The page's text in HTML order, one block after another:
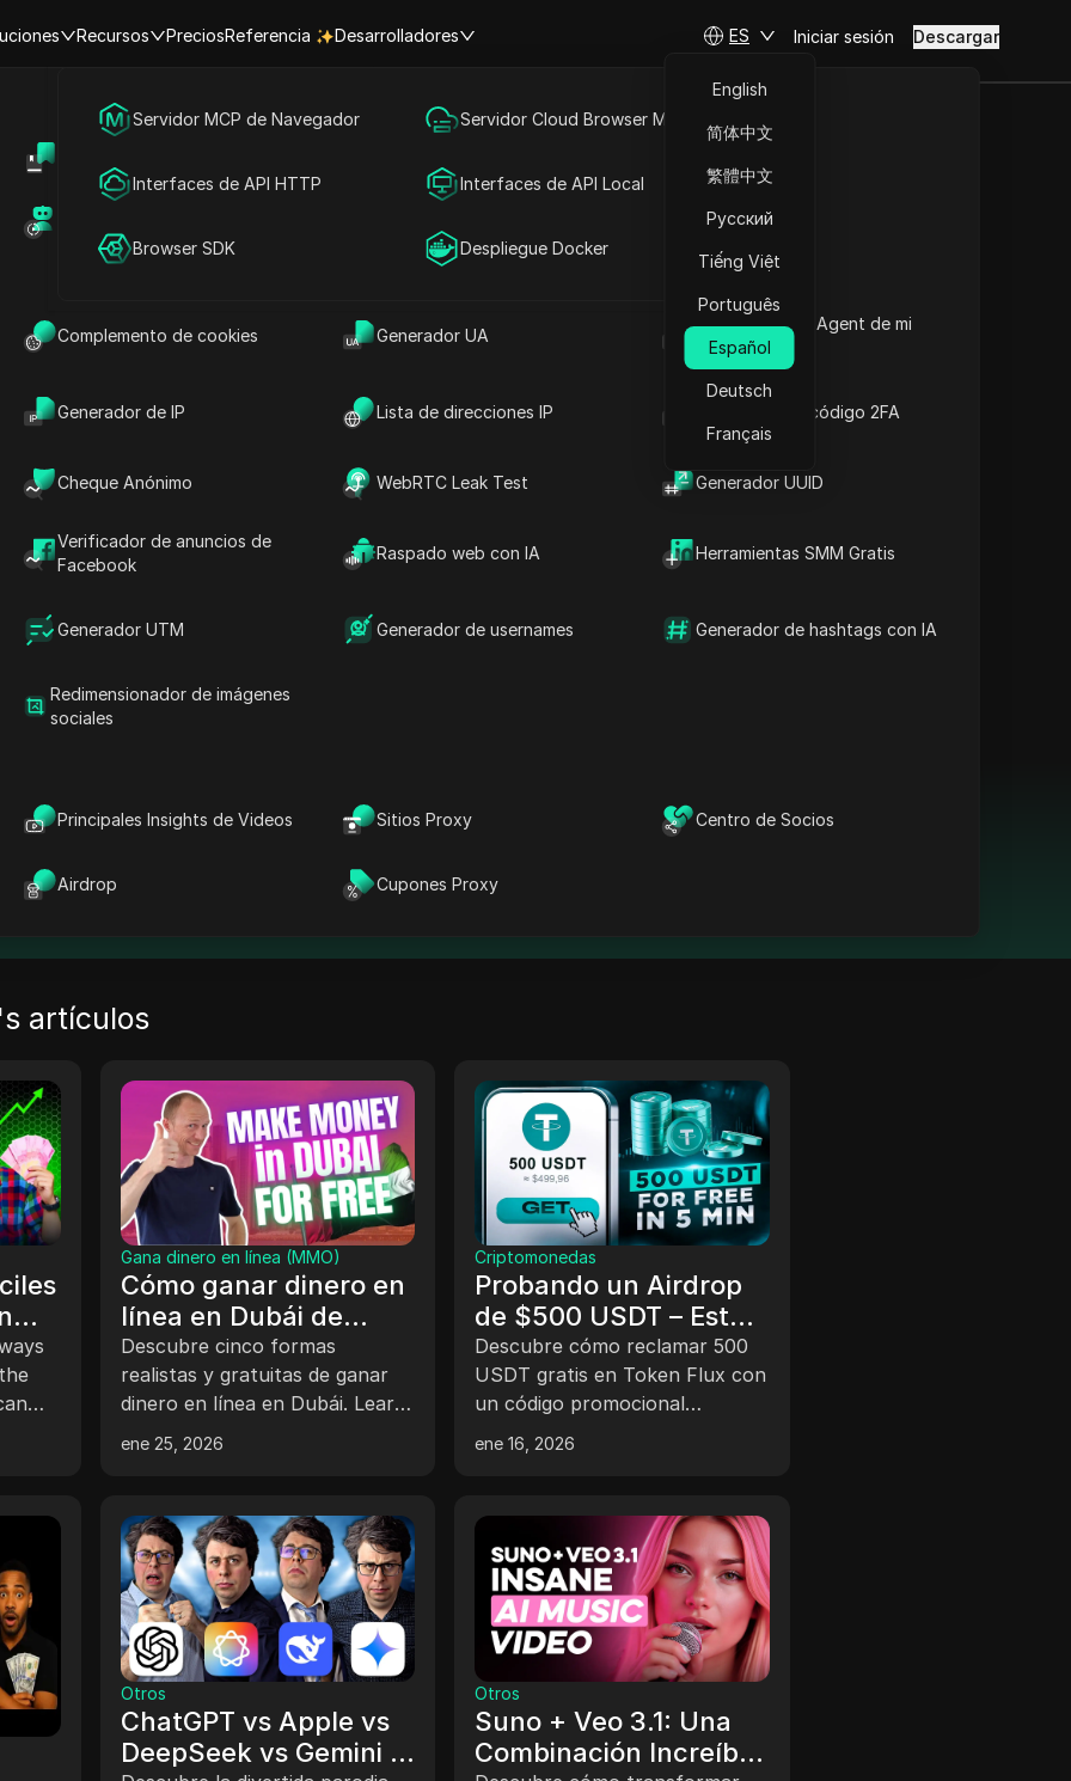
Marketing en redes sociales
Publicidad
Compartir cuenta
Recursos
Complemento de cookies Generador UA
Cuál es el User Agent de mi
navegador
Generador de IP Lista de direcciones IP Generador de código 2FA
Cheque Anónimo WebRTC Leak Test Generador UUID
Verificador de anuncios de
Facebook
Raspado web con IA Herramientas SMM Gratis
Generador UTM Generador de usernames Generador de hashtags con IA
Redimensionador de imágenes
sociales
Principales Insights de Videos Sitios Proxy Centro de Socios
Airdrop Cupones Proxy
PreciosReferencia Desarrolladores
Servidor MCP de Navegador Servidor Cloud Browser MCP
Interfaces de API HTTP Interfaces de API Local
Browser SDK Despliegue Docker
ES
English
简体中文
繁體中文
Русский
Tiếng Việt
Português
Español
Deutsch
Français
Iniciar sesión Descargar
Ivanova
y soluciones innovadoras.
a:
artículos
y
Gana dinero en línea (MMO)
Cómo ganar dinero en
línea en Dubái de
forma gratuita (5
formas realistas)
Descubre cinco formas
realistas y gratuitas de ganar
dinero en línea en Dubái. Learn
about paid surveys, flexible
jobs, and more. Aprende sobre
flexibles y más.
ene 25, 2026
Criptomonedas
Probando un Airdrop
de $500 USDT – Esto
es lo que Encontré
Descubre cómo reclamar 500
USDT gratis en Token Flux con
un código promocional
exclusivo. Sigue nuestra guía
paso a paso para obtener tus
ene 16, 2026
Otros
ChatGPT vs Apple vs
DeepSeek vs Gemini -
Otros
Suno + Veo 3.1: Una
Combinación Increíble